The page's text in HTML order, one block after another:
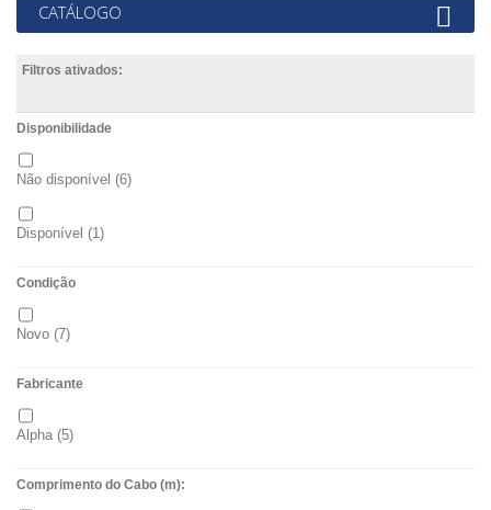
CATÁLOGO
Filtros ativados:
Disponibilidade
Não disponível (6)
Disponível (1)
Condição
Novo (7)
Fabricante
Alpha (5)
Comprimento do Cabo (m):